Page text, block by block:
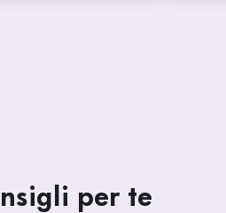
per te